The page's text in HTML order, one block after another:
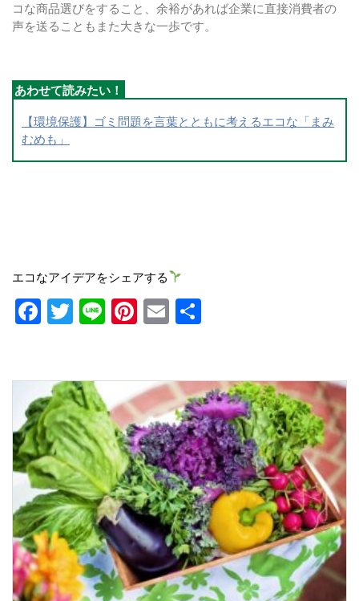
コな商品選びをすること、余裕があれば企業に直接消費者の
声を送ることもまた大きな一歩です。
【環境保護】ゴミ問題を言葉とともに考えるエコな「まみ
むめも」
エコなアイデアをシェアする
Facebook
Twitter
LinePinterest
Email